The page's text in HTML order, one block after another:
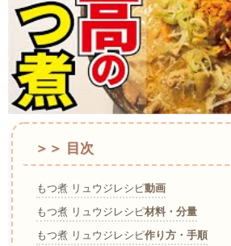
＞＞ 目次
もつ煮 リュウジレシピ動画
もつ煮 リュウジレシピ材料・分量
もつ煮 リュウジレシピ作り方・手順